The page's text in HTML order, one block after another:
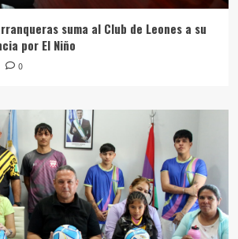
suma al Club de Leones a su
por El Niño
0